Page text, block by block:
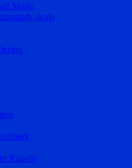
Skola
skola
Klasén